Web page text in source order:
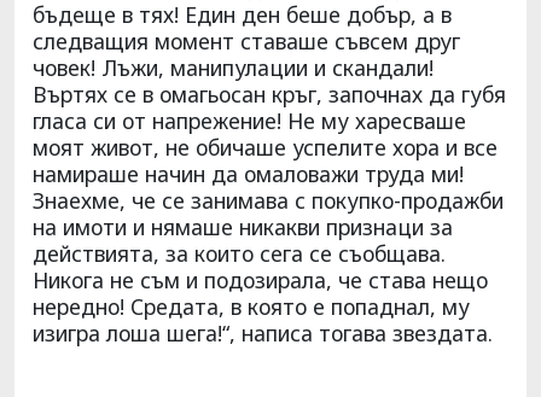
бъдеще в тях! Един ден беше добър, а в
следващия момент ставаше съвсем друг
човек! Лъжи, манипулации и скандали!
Въртях се в омагьосан кръг, започнах да губя
гласа си от напрежение! Не му харесваше
моят живот, не обичаше успелите хора и все
намираше начин да омаловажи труда ми!
Знаехме, че се занимава с покупко-продажби
на имоти и нямаше никакви признаци за
действията, за които сега се съобщава.
Никога не съм и подозирала, че става нещо
нередно! Средата, в която е попаднал, му
изигра лоша шега!“, написа тогава звездата.